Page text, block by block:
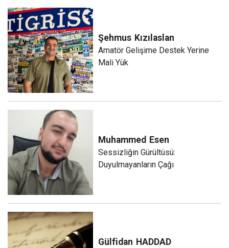
Şehmus Kızılaslan
Amatör Gelişime Destek Yerine
Mali Yük
Muhammed Esen
Sessizliğin Gürültüsü:
Duyulmayanların Çağı
Gülfidan HADDAD